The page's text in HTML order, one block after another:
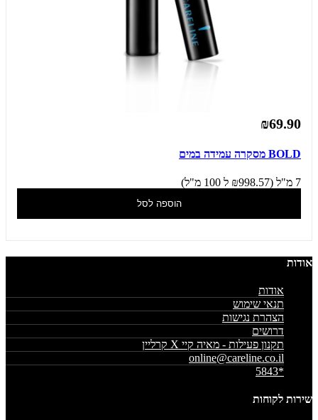
₪69.90
BOLD מסקרה עמידה במים
7 מ"ל (₪998.57 ל 100 מ"ל)
הוספה לסל
אודות
אודות
תנאי שימוש
הצהרת נגישות
דרושים
תקנון פעילות - מאיה קיי X קרליין
online@careline.co.il
*5843
שירות לקוחות